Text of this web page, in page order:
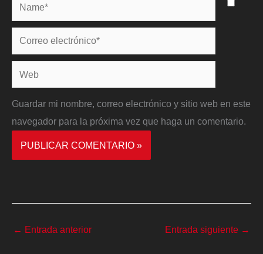
Name*
Correo
electrónico*
Web
Guardar mi nombre, correo electrónico y sitio web en este
navegador para la próxima vez que haga un comentario.
← Entrada anterior Entrada siguiente →